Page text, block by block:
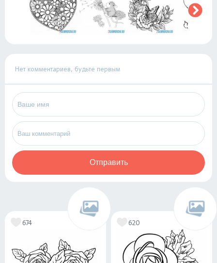
Нет комментариев, будьте первым
Отправить
674 620